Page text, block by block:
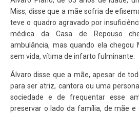
Miss, disse que a mãe sofria de
teve o quadro agravado por
médica da Casa de Repouso
ambulância, mas quando ela chegou
sem vida, vítima de infarto fulminante.
Álvaro disse que a mãe, apesar de
para ser atriz, cantora ou uma
sociedade e de frequentar esse
preservar o lado da família, de mãe e